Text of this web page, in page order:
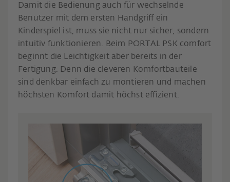
Damit die Bedienung auch für wechselnde
Benutzer mit dem ersten Handgriff ein
Kinderspiel ist, muss sie nicht nur sicher, sondern
intuitiv funktionieren. Beim PORTAL PSK comfort
beginnt die Leichtigkeit aber bereits in der
Fertigung. Denn die cleveren Komfortbauteile
sind denkbar einfach zu montieren und machen
höchsten Komfort damit höchst effizient.